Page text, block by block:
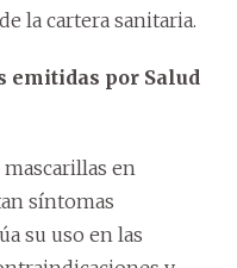
la cartera sanitaria.
emitidas por Salud
en
síntomas
su uso en las